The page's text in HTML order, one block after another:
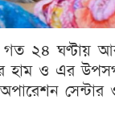
গত ২৪ ঘণ্টায়
ও এর উপসর্গ
অপারেশন